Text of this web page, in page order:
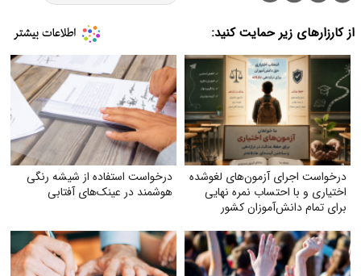
از کارزارهای زیر حمایت کنید:
درخواست اجرای آزمون‌های لغوشده
اختیاری و با احتساب نمره نهایی
برای تمام دانش‌آموزان کشور
درخواست استفاده از شیشه رنگی
هوشمند در عینک‌های آفتابی